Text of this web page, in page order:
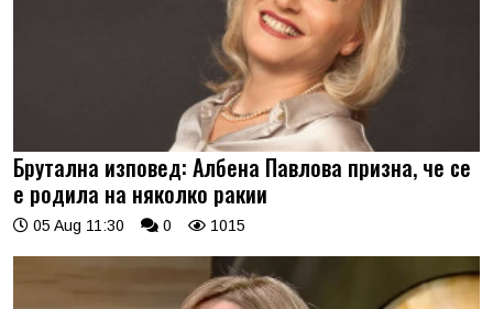
Брутална изповед: Албена Павлова призна, че се
е родила на няколко ракии
05 Aug 11:30 0 1015